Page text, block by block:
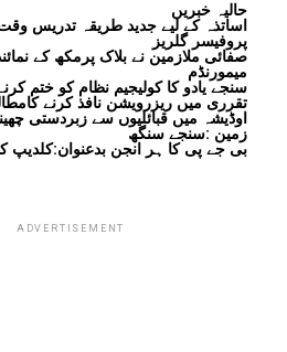
حالیہ خبریں
اساتذہ کے لیے جدید طریقہ تدریس
پروفیسر گلریز
صفائی ملازمین نے بلاک پرمکھ کے
میمورنڈم
سنجے یادو کا کولیجیم نظام کو ختم
تقرری میں ریزرویشن نافذ کرنے
زمین :سنجے سنگھ
بی جے پی کا ہر انجن بدعنوان:کلدیپ
ADVERTISEMENT